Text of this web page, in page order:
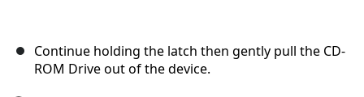
Continue holding the latch then gently pull the CD-
ROM Drive out of the device.